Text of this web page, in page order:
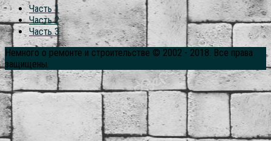
Часть 1
Часть 2
Часть 3
Немного о ремонте и строительстве © 2002 - 2018. Все права
защищены.